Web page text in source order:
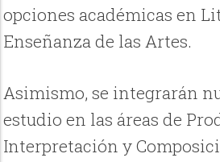
opciones académicas en
Enseñanza de las Artes.
Asimismo, se integrarán
estudio en las áreas de
Interpretación y